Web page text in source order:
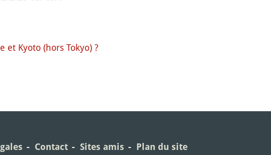
Kyoto (hors Tokyo) ?
Contact Sites amis Plan du site